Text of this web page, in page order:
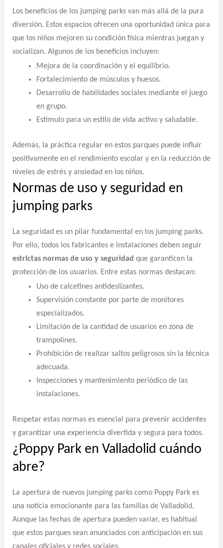
Los beneficios de los jumping parks van más allá de la pura
diversión. Estos espacios ofrecen una oportunidad única para
que los niños mejoren su condición física mientras juegan y
socializan. Algunos de los beneficios incluyen:
Mejora de la coordinación y el equilibrio.
Fortalecimiento de músculos y huesos.
Desarrollo de habilidades sociales mediante el juego
en grupo.
Estímulo para un estilo de vida activo y saludable.
Además, la práctica regular en estos parques puede influir
positivamente en el rendimiento escolar y en la reducción de
niveles de estrés y ansiedad en los niños.
Normas de uso y seguridad en
jumping parks
La seguridad es un pilar fundamental en los jumping parks.
Por ello, todos los fabricantes e instalaciones deben seguir
estrictas normas de uso y seguridad que garanticen la
protección de los usuarios. Entre estas normas destacan:
Uso de calcetines antideslizantes.
Supervisión constante por parte de monitores
especializados.
Limitación de la cantidad de usuarios en zona de
trampolines.
Prohibición de realizar saltos peligrosos sin la técnica
adecuada.
Inspecciones y mantenimiento periódico de las
instalaciones.
Respetar estas normas es esencial para prevenir accidentes
y garantizar una experiencia divertida y segura para todos.
¿Poppy Park en Valladolid cuándo
abre?
La apertura de nuevos jumping parks como Poppy Park es
una noticia emocionante para las familias de Valladolid.
Aunque las fechas de apertura pueden variar, es habitual
que estos parques sean anunciados con anticipación en sus